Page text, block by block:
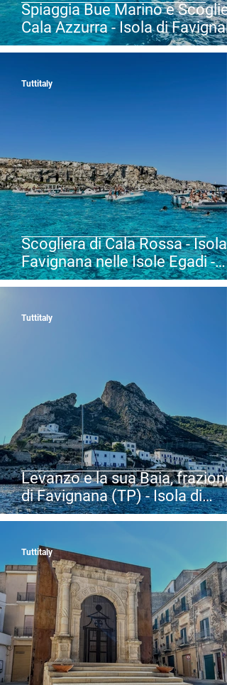
Spiaggia Bue Marino e
Cala Azzurra - Isola di
nelle Isole Egadi - Favignana
Scogliera di Cala Rossa - Isola
Favignana nelle Isole Egadi -
Favignana (TP) - Sicilia
Tuttitaly
Levanzo e la sua Baia, frazione
di Favignana (TP) - Isola di
Levanzo nelle Isole Egadi -
Tuttitaly
Tuttitaly